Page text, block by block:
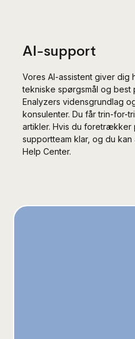
AI-support
Vores AI-assistent giver dig
tekniske spørgsmål og
Enalyzers vidensgrundlag
konsulenter. Du får trin-for-
artikler. Hvis du
supportteam klar, og du
Help Center.